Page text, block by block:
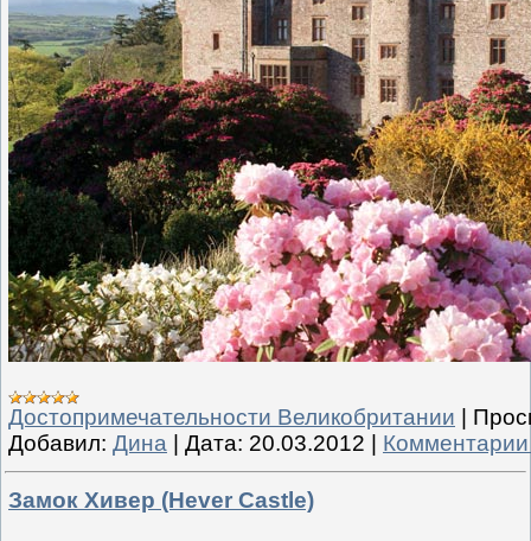
Достопримечательности Великобритании |
Добавил: Дина | Дата: 20.03.2012 |
Замок Хивер (Hever Castle)